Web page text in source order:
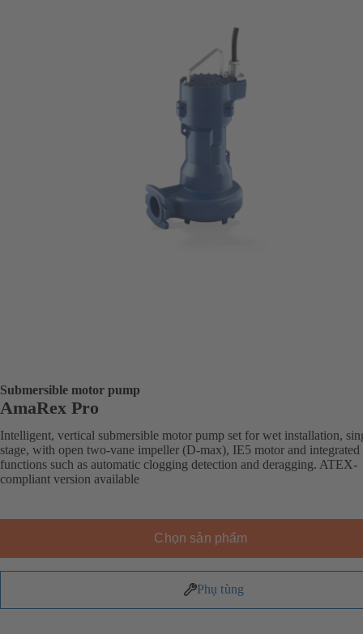
Submersible motor pump
AmaRex Pro
Intelligent, vertical submersible motor pump set for wet installation,
stage, with open two-vane impeller (D-max), IE5 motor and integrated
functions such as automatic clogging detection and deragging. ATEX-
compliant version available
Chọn sản phẩm
Phụ tùng